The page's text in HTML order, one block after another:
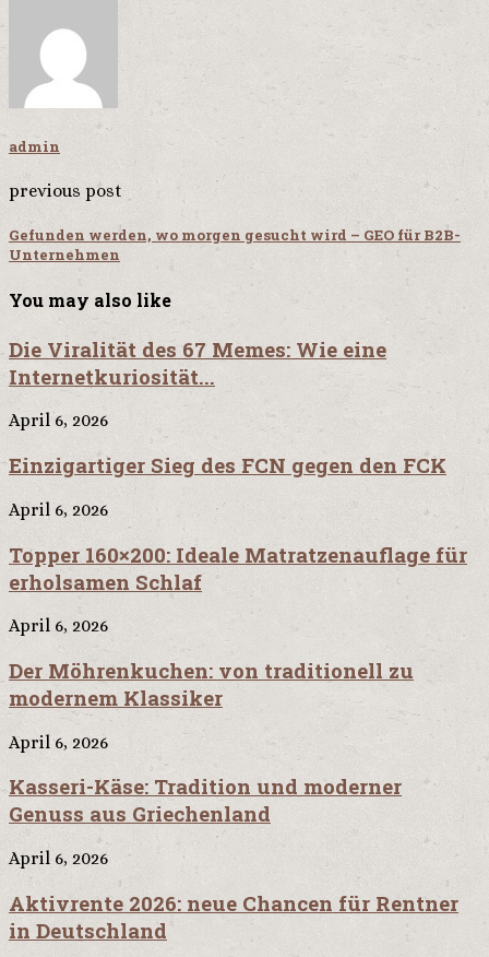
admin
previous post
Gefunden werden, wo morgen gesucht wird – GEO für B2B-
Unternehmen
You may also like
Die Viralität des 67 Memes: Wie eine
Internetkuriosität...
April 6, 2026
Einzigartiger Sieg des FCN gegen den FCK
April 6, 2026
Topper 160×200: Ideale Matratzenauflage für
erholsamen Schlaf
April 6, 2026
Der Möhrenkuchen: von traditionell zu
modernem Klassiker
April 6, 2026
Kasseri-Käse: Tradition und moderner
Genuss aus Griechenland
April 6, 2026
Aktivrente 2026: neue Chancen für Rentner
in Deutschland